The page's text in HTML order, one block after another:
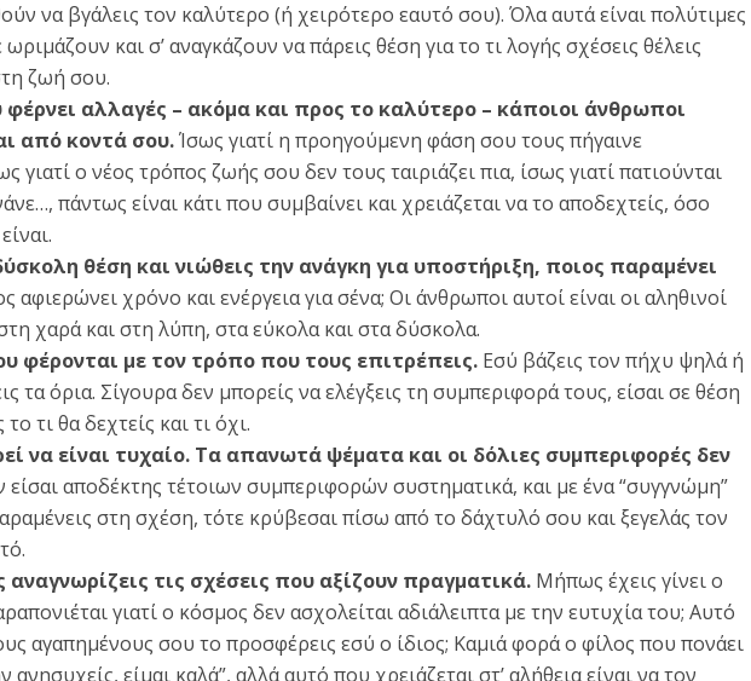
να βγάλεις τον καλύτερο (ή χειρότερο εαυτό σου). Όλα αυτά είναι πολύτιμες
και σ’ αναγκάζουν να πάρεις θέση για το τι λογής σχέσεις θέλεις
ζωή σου.
αλλαγές – ακόμα και προς το καλύτερο – κάποιοι άνθρωποι
από κοντά σου.Ίσως γιατί η προηγούμενη φάση σου τους πήγαινε
γιατί ο νέος τρόπος ζωής σου δεν τους ταιριάζει πια, ίσως γιατί πατιούνται
πάντως είναι κάτι που συμβαίνει και χρειάζεται να το αποδεχτείς, όσο
θέση και νιώθεις την ανάγκη για υποστήριξη, ποιος παραμένει
αφιερώνει χρόνο και ενέργεια για σένα; Οι άνθρωποι αυτοί είναι οι αληθινοί
χαρά και στη λύπη, στα εύκολα και στα δύσκολα.
φέρονται με τον τρόπο που τους επιτρέπεις. Εσύ βάζεις τον πήχυ ψηλά ή
τα όρια. Σίγουρα δεν μπορείς να ελέγξεις τη συμπεριφορά τους, είσαι σε θέση
τι θα δεχτείς και τι όχι.
να είναι τυχαίο. Τα απανωτά ψέματα και οι δόλιες συμπεριφορές δεν
είσαι αποδέκτης τέτοιων συμπεριφορών συστηματικά, και με ένα “συγγνώμη”
στη σχέση, τότε κρύβεσαι πίσω από το δάχτυλό σου και ξεγελάς τον
τις σχέσεις που αξίζουν πραγματικά. Μήπως έχεις γίνει ο
γιατί ο κόσμος δεν ασχολείται αδιάλειπτα με την ευτυχία του; Αυτό
αγαπημένους σου το προσφέρεις εσύ ο ίδιος; Καμιά φορά ο φίλος που πονάει
ανησυχείς, είμαι καλά”, αλλά αυτό που χρειάζεται στ’ αλήθεια είναι να τον